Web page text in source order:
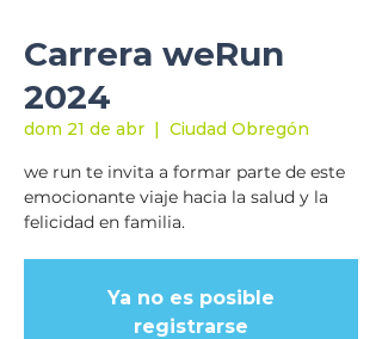
Carrera weRun
2024
dom 21 de abr
  |
Ciudad Obregón
we run te invita a formar parte de este
emocionante viaje hacia la salud y la
felicidad en familia.
Ya no es posible
registrarse